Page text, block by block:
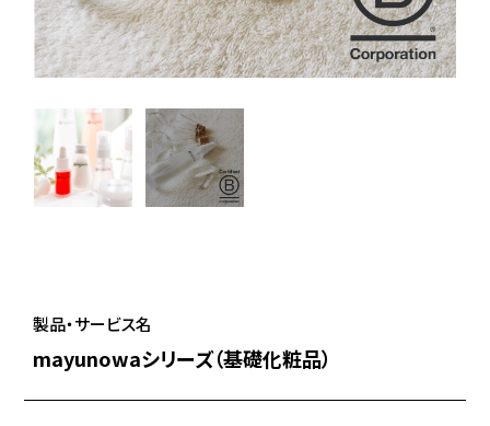
製品・サービス名
mayunowaシリーズ（基礎化粧品）